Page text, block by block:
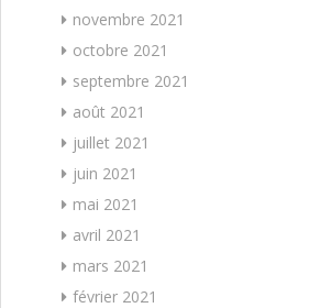
novembre 2021
octobre 2021
septembre 2021
août 2021
juillet 2021
juin 2021
mai 2021
avril 2021
mars 2021
février 2021